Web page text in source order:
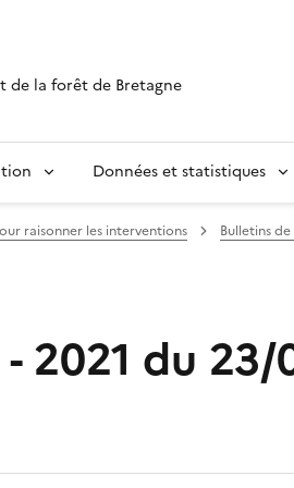
de la forêt de Bretagne
Données et statistiques
raisonner les interventions Bulletins
2021 du 23/